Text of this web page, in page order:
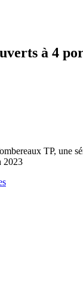
à 4
TP, une
2023